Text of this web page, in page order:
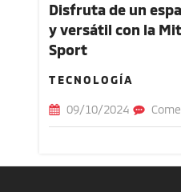
Disfruta de un
y versátil con la
Sport
TECNOLOGÍA
09/10/2024